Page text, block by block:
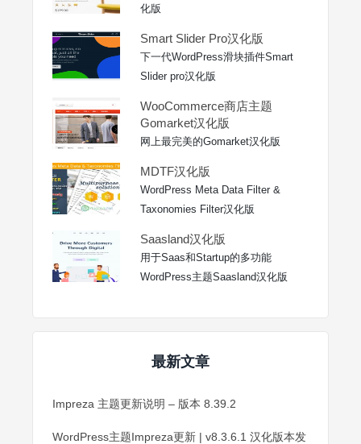
化版
Smart Slider Pro汉化版
下一代WordPress滑块插件Smart
Slider pro汉化版
WooCommerce商店主题
Gomarket汉化版
网上最完美的Gomarket汉化版
MDTF汉化版
WordPress Meta Data Filter &
Taxonomies Filter汉化版
Saasland汉化版
用于Saas和Startup的多功能
WordPress主题Saasland汉化版
最新文章
Impreza 主题更新说明 – 版本 8.39.2
WordPress主题Impreza更新 | v8.3.6.1 汉化版本发